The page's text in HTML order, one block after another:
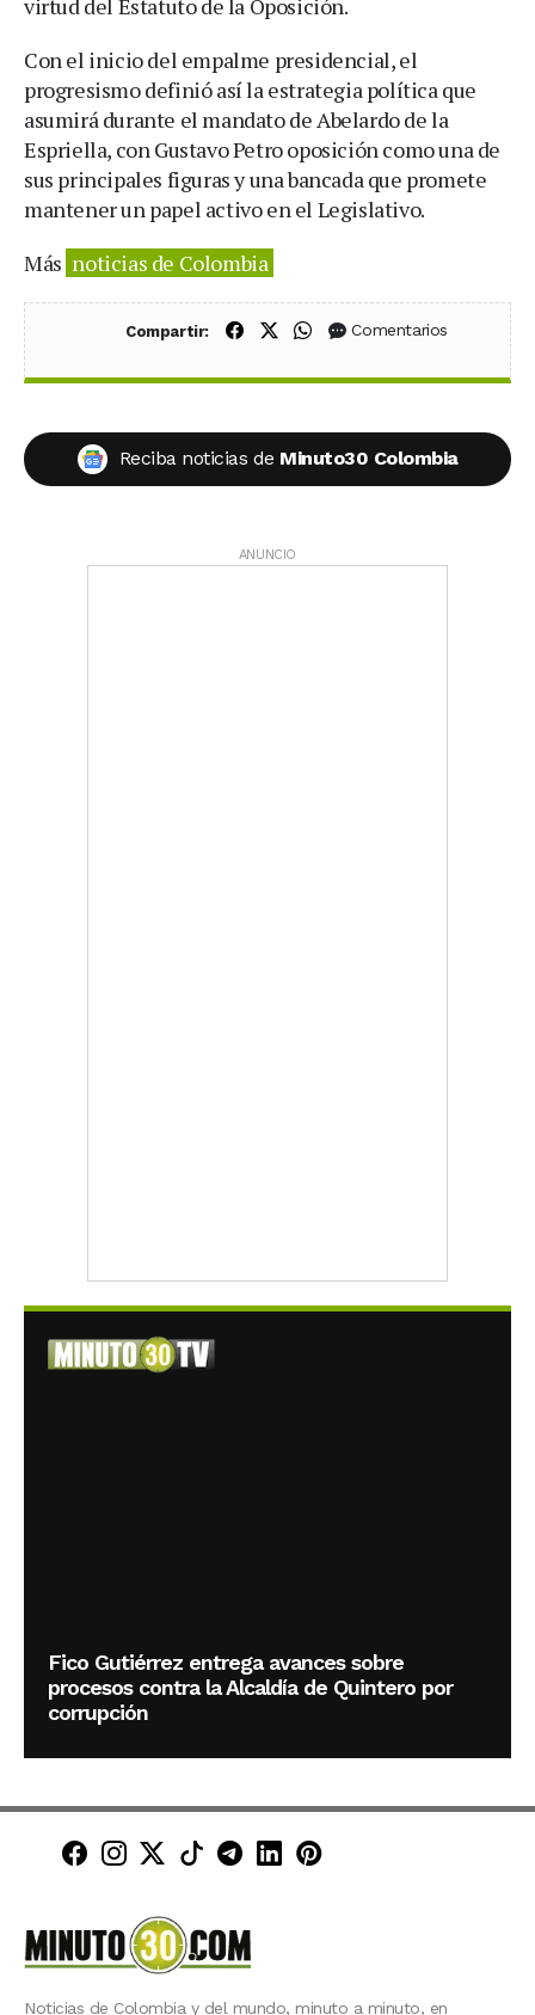
virtud del Estatuto de la Oposición.
Con el inicio del empalme presidencial, el
progresismo definió así la estrategia política que
asumirá durante el mandato de Abelardo de la
Espriella, con Gustavo Petro oposición como una de
sus principales figuras y una bancada que promete
mantener un papel activo en el Legislativo.
Más noticias de Colombia
Compartir: Compartir en Facebook
Compartir en X (Twitter)
Compartir en WhatsApp
Comentarios
Reciba noticias de Minuto30 Colombia
ANUNCIO
Fico Gutiérrez entrega avances sobre
procesos contra la Alcaldía de Quintero por
corrupción
Minuto30 en Facebook
Minuto30 en Instagram
Minuto30 en X (Twitter)
Minuto30 en TikTok
Canal de Minuto30 en
Minuto30 en LinkedIn
Minuto30 en
Noticias de Colombia y del mundo, minuto a minuto, en